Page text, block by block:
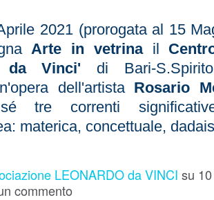
2021 (prorogata al 15
Arte in vetrinail
da Vinci' di Bari-
dell'artista Rosario
tre correnti
materica, concettuale,
LEONARDO da VINCI su
commento